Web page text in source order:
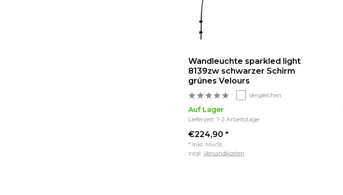
Wandleuchte sparkled light
8139zw schwarzer Schirm
grünes Velours
Vergleichen
Auf Lager
Lieferzeit: 1-2 Arbeitstage
€224,90 *
* Inkl. MwSt.
zzgl. Versandkosten